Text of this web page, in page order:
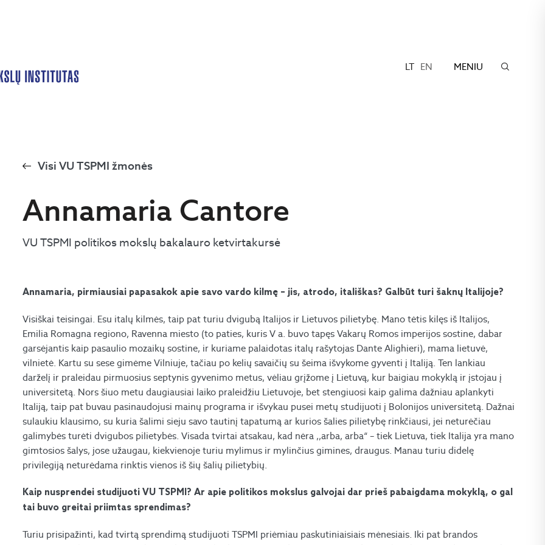
LT EN MENIU
Visi VU TSPMI žmonės
Annamaria Cantore
VU TSPMI politikos mokslų bakalauro ketvirtakursė
Annamaria, pirmiausiai papasakok apie savo vardo kilmę – jis, atrodo, itališkas? Galbūt turi šaknų Italijoje?
Visiškai teisingai. Esu italų kilmės, taip pat turiu dvigubą Italijos ir Lietuvos pilietybę. Mano tėtis kilęs iš Italijos,
Emilia Romagna regiono, Ravenna miesto (to paties, kuris V a. buvo tapęs Vakarų Romos imperijos sostine, dabar
garsėjantis kaip pasaulio mozaikų sostine, ir kuriame palaidotas italų rašytojas Dante Alighieri), mama lietuvė,
vilnietė. Kartu su sese gimėme Vilniuje, tačiau po kelių savaičių su šeima išvykome gyventi į Italiją. Ten lankiau
darželį ir praleidau pirmuosius septynis gyvenimo metus, vėliau grįžome į Lietuvą, kur baigiau mokyklą ir įstojau į
universitetą. Nors šiuo metu daugiausiai laiko praleidžiu Lietuvoje, bet stengiuosi kaip galima dažniau aplankyti
Italiją, taip pat buvau pasinaudojusi mainų programa ir išvykau pusei metų studijuoti į Bolonijos universitetą. Dažnai
sulaukiu klausimo, su kuria šalimi sieju savo tautinį tapatumą ar kurios šalies pilietybę rinkčiausi, jei neturėčiau
galimybės turėti dvigubos pilietybės. Visada tvirtai atsakau, kad nėra ,,arba, arba“ – tiek Lietuva, tiek Italija yra mano
gimtosios šalys, jose užaugau, kiekvienoje turiu mylimus ir mylinčius gimines, draugus. Manau turiu didelę
privilegiją neturėdama rinktis vienos iš šių šalių pilietybių.
Kaip nusprendei studijuoti VU TSPMI? Ar apie politikos mokslus galvojai dar prieš pabaigdama mokyklą, o gal
tai buvo greitai priimtas sprendimas?
Turiu prisipažinti, kad tvirtą sprendimą studijuoti TSPMI priėmiau paskutiniaisiais mėnesiais. Iki pat brandos